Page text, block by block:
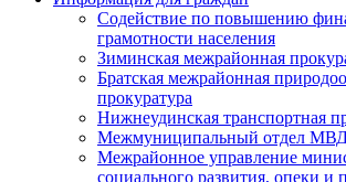
Содействие по повышению
грамотности населения
Зиминская межрайонная
Братская межрайонная
прокуратура
Нижнеудинская транспортная
Межмуниципальный отдел
Межрайонное управление
социального развития, опеки и